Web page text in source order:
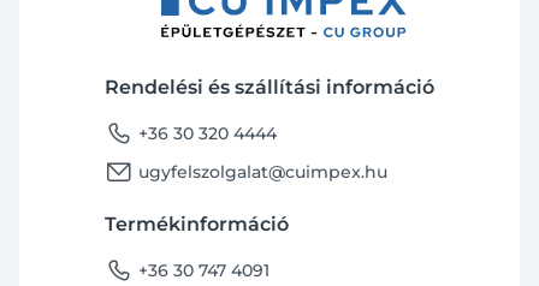
Rendelési és szállítási információ
phone +36 30 320 4444
email ugyfelszolgalat@cuimpex.hu
Termékinformáció
phone +36 30 747 4091